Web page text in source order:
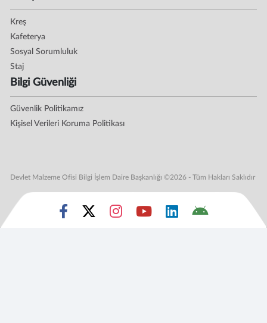
Kreş
Kafeterya
Sosyal Sorumluluk
Staj
Bilgi Güvenliği
Güvenlik Politikamız
Kişisel Verileri Koruma Politikası
Devlet Malzeme Ofisi Bilgi İşlem Daire Başkanlığı ©2026 - Tüm Hakları Saklıdır